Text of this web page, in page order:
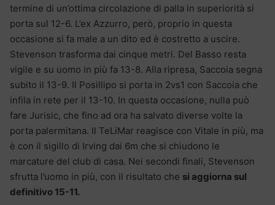
termine di un’ottima circolazione di palla in superiorità si
porta sul 12-6. L’ex Azzurro, però, proprio in questa
occasione si fa male a un dito ed è costretto a uscire.
Stevenson trasforma dai cinque metri. Del Basso resta
vigile e su uomo in più fa 13-8. Alla ripresa, Saccoia segna
subito il 13-9. Il Posillipo si porta in 2vs1 con Saccoia che
infila in rete per il 13-10. In questa occasione, nulla può
fare Jurisic, che fino ad ora ha salvato diverse volte la
porta palermitana. Il TeLiMar reagisce con Vitale in più, ma
è con il sigillo di Irving dai 6m che si chiudono le
marcature del club di casa. Nei secondi finali, Stevenson
sfrutta l’uomo in più, con il risultato che si aggiorna sul
definitivo 15-11.